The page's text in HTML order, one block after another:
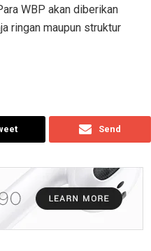
WBP akan diberikan
ringan maupun struktur
Send